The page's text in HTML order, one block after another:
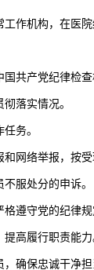
作机构，在医院
共产党纪律检
彻落实情况。
务。
网络举报，按
服处分的申诉。
遵守党的纪律
高履行职责能力
确保忠诚干净担